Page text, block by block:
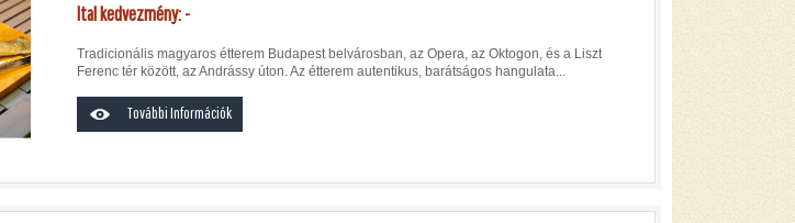
Ital kedvezmény: -
Tradicionális magyaros étterem Budapest belvárosban, az Opera, az Oktogon, és a Liszt
Ferenc tér között, az Andrássy úton. Az étterem autentikus, barátságos hangulata...
További Információk